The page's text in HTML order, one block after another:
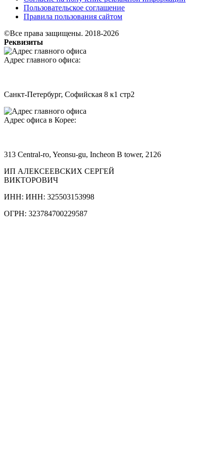
Пользовательское соглашение
Правила пользования сайтом
©Все права защищены. 2018-2026
Реквизиты
Адрес главного офиса:
Санкт-Петербург, Софийская 8 к1 стр2
Адрес офиса в Корее:
313 Central-ro, Yeonsu-gu, Incheon B tower, 2126
ИП АЛЕКСЕЕВСКИХ СЕРГЕЙ
ВИКТОРОВИЧ
ИНН: ИНН: 325503153998
ОГРН: 323784700229587